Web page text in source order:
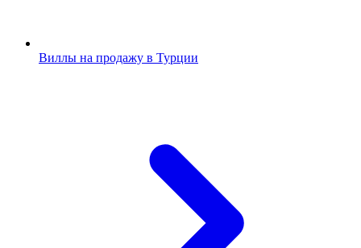
Виллы на продажу в Турции